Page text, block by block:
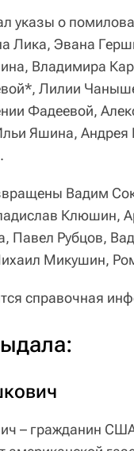
указы о
Лика, Эвана
Владимира
Лилии
Фадеевой,
Яшина, Андрея
Вадим
Клюшин,
Павел Рубцов,
Микушин,
справочная
– гражданин